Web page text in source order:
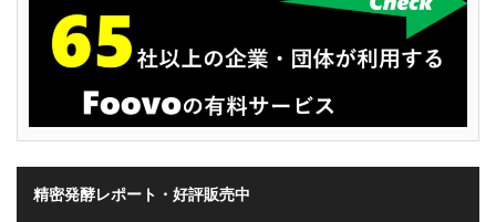
精密発酵レポート・好評販売中